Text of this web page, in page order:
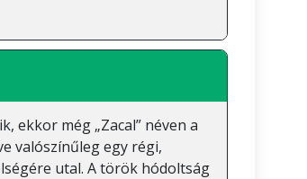
ekkor még „Zacal” néven a
valószínűleg egy régi,
utal. A török hódoltság